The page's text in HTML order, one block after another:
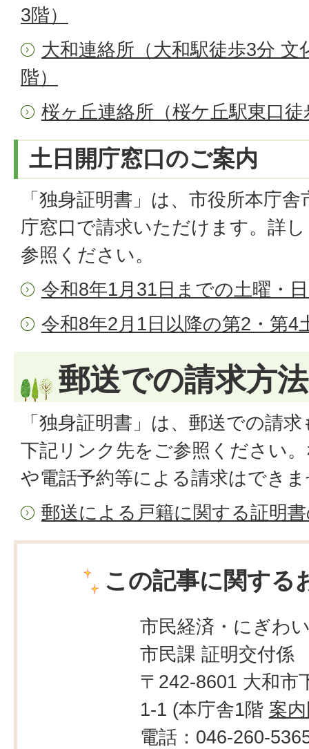
3階）
大和連絡所（大和駅徒歩3分
階）
桜ヶ丘連絡所（桜ケ丘駅東口徒
土日開庁窓口のご案内
「独身証明書」は、市役所本庁
庁窓口で請求いただけます。詳
参照ください。
令和8年1月31日までの土曜・
令和8年2月1日以降の第2・第4
郵送での請求方
「独身証明書」は、郵送での請
下記リンク先をご参照ください
や電話予約等による請求はでき
郵送による戸籍に関する証明
この記事に関する
市民経済・にぎわ
市民課 証明交付係
〒242-8601 大和市
1-1 (本庁舎1階 案
電話：046-260-